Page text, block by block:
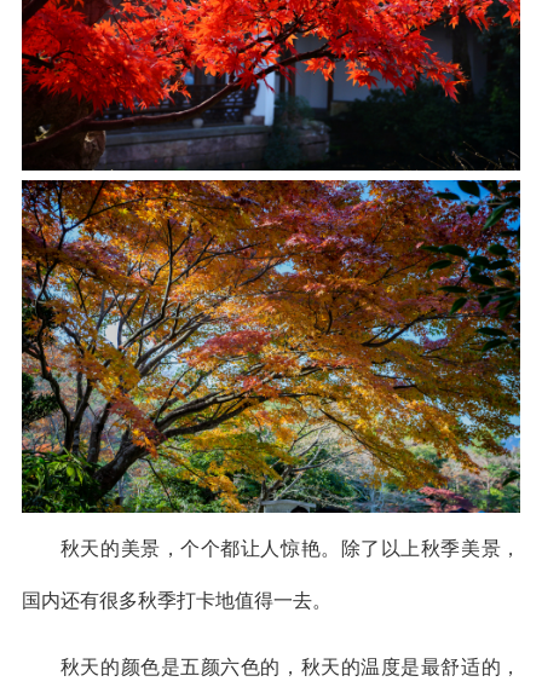
秋天的美景，个个都让人惊艳。除了以上秋季美景，
国内还有很多秋季打卡地值得一去。
秋天的颜色是五颜六色的，秋天的温度是最舒适的，